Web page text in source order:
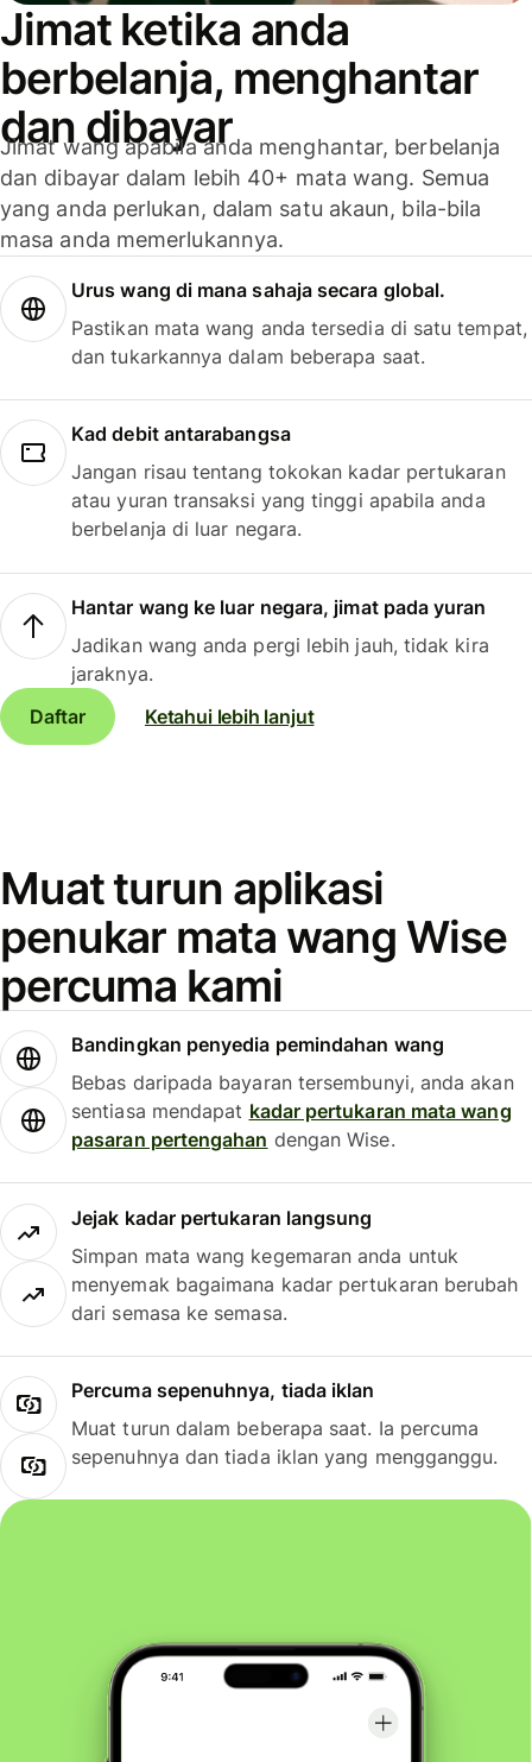
Jimat ketika anda
berbelanja, menghantar
dan dibayar
Jimat wang apabila anda menghantar, berbelanja
dan dibayar dalam lebih 40+ mata wang. Semua
yang anda perlukan, dalam satu akaun, bila-bila
masa anda memerlukannya.
Urus wang di mana sahaja secara global.
Pastikan mata wang anda tersedia di satu tempat,
dan tukarkannya dalam beberapa saat.
Kad debit antarabangsa
Jangan risau tentang tokokan kadar pertukaran
atau yuran transaksi yang tinggi apabila anda
berbelanja di luar negara.
Hantar wang ke luar negara, jimat pada yuran
Jadikan wang anda pergi lebih jauh, tidak kira
jaraknya.
Daftar
Ketahui lebih lanjut
Muat turun aplikasi
penukar mata wang Wise
percuma kami
Bandingkan penyedia pemindahan wang
Bebas daripada bayaran tersembunyi, anda akan
sentiasa mendapat kadar pertukaran mata wang
pasaran pertengahan dengan Wise.
Jejak kadar pertukaran langsung
Simpan mata wang kegemaran anda untuk
menyemak bagaimana kadar pertukaran berubah
dari semasa ke semasa.
Percuma sepenuhnya, tiada iklan
Muat turun dalam beberapa saat. Ia percuma
sepenuhnya dan tiada iklan yang mengganggu.